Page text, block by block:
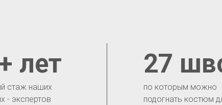
по которым можно
подогнать костюм
27
стаж наших
- экспертов
лет